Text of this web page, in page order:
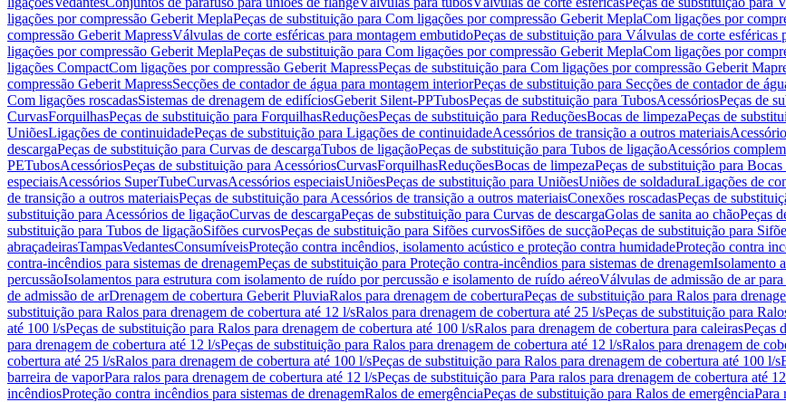
ligações por compressão Geberit MeplaPeças de substituição para Com ligações por compressão Geberit MeplaCom ligações por
compressão Geberit MapressVálvulas de corte esféricas para montagem embutidoPeças de substituição para Válvulas de corte esféricas
ligações por compressão Geberit MeplaPeças de substituição para Com ligações por compressão Geberit MeplaCom ligações por
ligações CompactCom ligações por compressão Geberit MapressPeças de substituição para Com ligações por compressão Geberit
compressão Geberit MapressSecções de contador de água para montagem interiorPeças de substituição para Secções de contador de
Com ligações roscadasSistemas de drenagem de edifíciosGeberit Silent-PPTubosPeças de substituição para TubosAcessóriosPeças de
CurvasForquilhasPeças de substituição para ForquilhasReduçõesPeças de substituição para ReduçõesBocas de limpezaPeças de
UniõesLigações de continuidadePeças de substituição para Ligações de continuidadeAcessórios de transição a outros materiais
descargaPeças de substituição para Curvas de descargaTubos de ligaçãoPeças de substituição para Tubos de ligaçãoAcessórios
PETubosAcessóriosPeças de substituição para AcessóriosCurvasForquilhasReduçõesBocas de limpezaPeças de substituição para
especiaisAcessórios SuperTubeCurvasAcessórios especiaisUniõesPeças de substituição para UniõesUniões de soldaduraLigações de
de transição a outros materiaisPeças de substituição para Acessórios de transição a outros materiaisConexões roscadasPeças de
substituição para Acessórios de ligaçãoCurvas de descargaPeças de substituição para Curvas de descargaGolas de sanita ao chãoPeças
substituição para Tubos de ligaçãoSifões curvosPeças de substituição para Sifões curvosSifões de sucçãoPeças de substituição para
abraçadeirasTampasVedantesConsumíveisProteção contra incêndios, isolamento acústico e proteção contra humidadeProteção contra
contra-incêndios para sistemas de drenagemPeças de substituição para Proteção contra-incêndios para sistemas de drenagemIsolamento
percussãoIsolamentos para estrutura com isolamento de ruído por percussão e isolamento de ruído aéreoVálvulas de admissão de ar
de admissão de arDrenagem de cobertura Geberit PluviaRalos para drenagem de coberturaPeças de substituição para Ralos para
substituição para Ralos para drenagem de cobertura até 12 l/sRalos para drenagem de cobertura até 25 l/sPeças de substituição para
até 100 l/sPeças de substituição para Ralos para drenagem de cobertura até 100 l/sRalos para drenagem de cobertura para caleirasPeças
para drenagem de cobertura até 12 l/sPeças de substituição para Ralos para drenagem de cobertura até 12 l/sRalos para drenagem de
cobertura até 25 l/sRalos para drenagem de cobertura até 100 l/sPeças de substituição para Ralos para drenagem de cobertura até 100 l/s
barreira de vaporPara ralos para drenagem de cobertura até 12 l/sPeças de substituição para Para ralos para drenagem de cobertura até
incêndiosProteção contra incêndios para sistemas de drenagemRalos de emergênciaPeças de substituição para Ralos de emergênciaPara